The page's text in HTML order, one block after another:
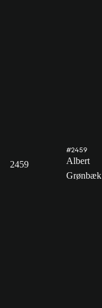
2459
#2459
Albert
Grønbæk